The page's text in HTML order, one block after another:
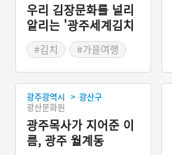
우리 김장문화를 널리
알리는 '광주세계김치
축제'
#김치
#가을여행
광주광역시 > 광산구
광산문화원
광주목사가 지어준 이
름, 광주 월계동